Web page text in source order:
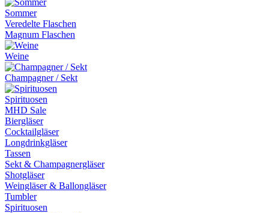
Sommer
Veredelte Flaschen
Magnum Flaschen
Weine
Champagner / Sekt
Spirituosen
MHD Sale
Biergläser
Cocktailgläser
Longdrinkgläser
Tassen
Sekt & Champagnergläser
Shotgläser
Weingläser & Ballongläser
Tumbler
Spirituosen